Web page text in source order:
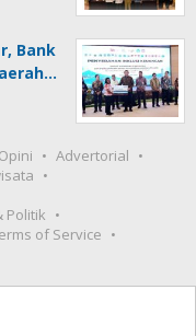
Bank
Opini
Advertorial
Politik
of Service